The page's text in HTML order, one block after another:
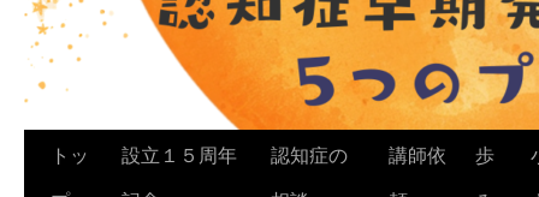
トッ
設立１５周年
認知症の
講師依
歩